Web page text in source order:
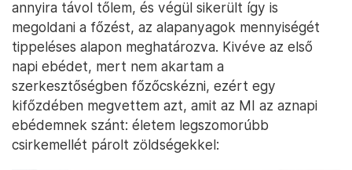
annyira távol tőlem, és végül sikerült így is
megoldani a főzést, az alapanyagok mennyiségét
tippeléses alapon meghatározva. Kivéve az első
napi ebédet, mert nem akartam a
szerkesztőségben főzőcskézni, ezért egy
kifőzdében megvettem azt, amit az MI az aznapi
ebédemnek szánt: életem legszomorúbb
csirkemellét párolt zöldségekkel: